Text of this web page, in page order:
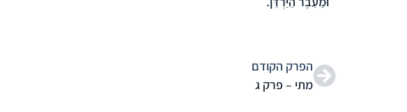
הפרק הקודם
מתי – פרק ג